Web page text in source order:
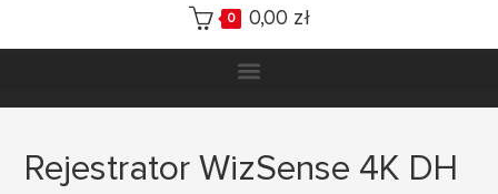
0 0,00 zł
Rejestrator WizSense 4K DH